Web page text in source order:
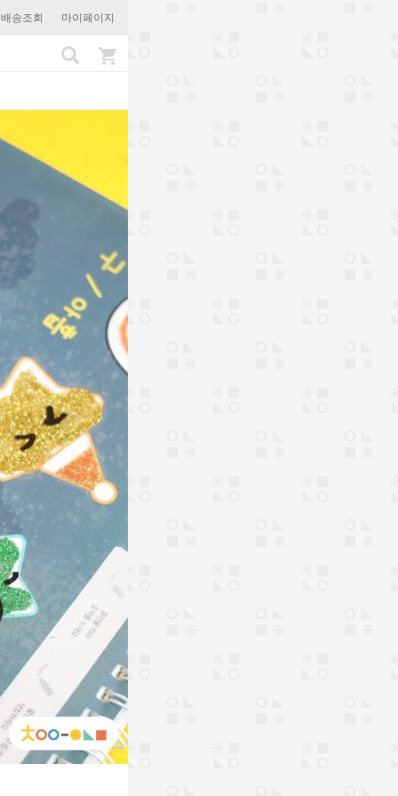
송조회 마이페이지